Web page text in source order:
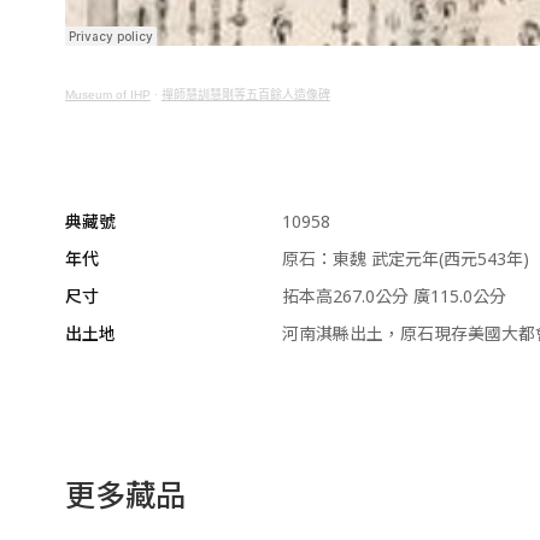
Museum of IHP · 禪師慧訓慧剛等五百餘人造像碑
典藏號
10958
年代
原石：東魏 武定元年(西元543年)
尺寸
拓本高267.0公分 廣115.0公分
出土地
河南淇縣出土，原石現存美國大
更多藏品